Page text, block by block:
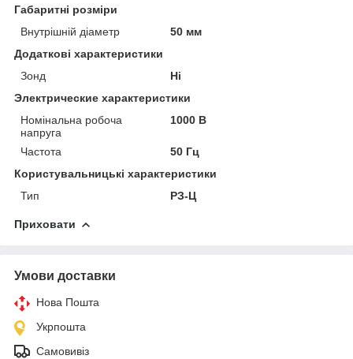
Габаритні розміри
Внутрішній діаметр
50 мм
Додаткові характеристики
Зонд
Ні
Электрические характеристики
Номінальна робоча
напруга
1000 В
Частота
50 Гц
Користувальницькі характеристики
Тип
РЗ-Ц
Приховати
Умови доставки
Нова Пошта
Укрпошта
Самовивіз